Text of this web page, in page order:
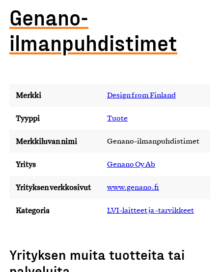
Genano-
ilmanpuhdistimet
Merkki Design from Finland
Tyyppi Tuote
Merkkiluvan nimi Genano-ilmanpuhdistimet
Yritys Genano Oy Ab
Yrityksen verkkosivut www.genano.fi
Kategoria LVI-laitteet ja -tarvikkeet
Yrityksen muita tuotteita tai